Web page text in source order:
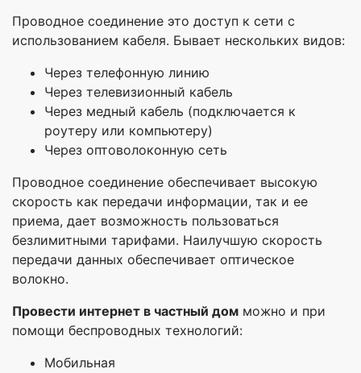
Проводное соединение это доступ к сети с
использованием кабеля. Бывает нескольких видов:
Через телефонную линию
Через телевизионный кабель
Через медный кабель (подключается к
роутеру или компьютеру)
Через оптоволоконную сеть
Проводное соединение обеспечивает высокую
скорость как передачи информации, так и ее
приема, дает возможность пользоваться
безлимитными тарифами. Наилучшую скорость
передачи данных обеспечивает оптическое
волокно.
Провести интернет в частный дом можно и при
помощи беспроводных технологий:
Мобильная